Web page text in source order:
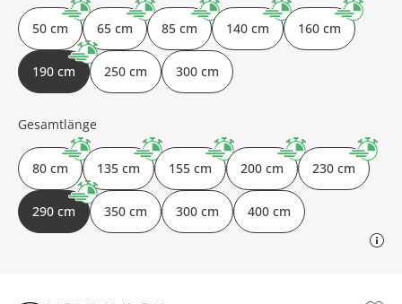
50 cm 65 cm 85 cm 140 cm 160 cm
190 cm 250 cm 300 cm
Gesamtlänge
80 cm 135 cm 155 cm 200 cm 230 cm
290 cm 350 cm 300 cm 400 cm